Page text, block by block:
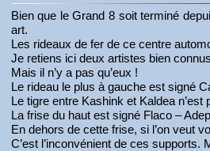
Bien que le Grand 8 soit terminé
art.
Les rideaux de fer de ce centre
Je retiens ici deux artistes bien
Mais il n’y a pas qu’eux !
Le rideau le plus à gauche est signé
Le tigre entre Kashink et Kaldea
La frise du haut est signé Flaco –
En dehors de cette frise, si l’on veut
C’est l’inconvénient de ces